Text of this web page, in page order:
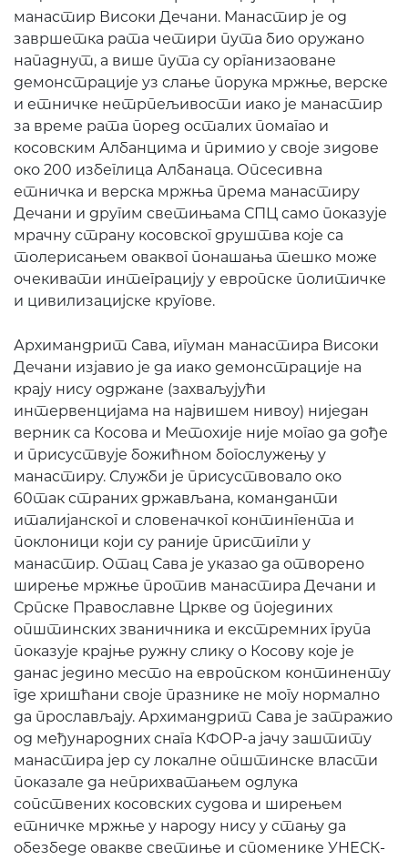
манастир Високи Дечани. Манастир је од
завршетка рата четири пута био оружано
нападнут, а више пута су организаоване
демонстрације уз слање порука мржње, верске
и етничке нетрпељивости иако је манастир
за време рата поред осталих помагао и
косовским Албанцима и примио у своје зидове
око 200 избеглица Албанаца. Опсесивна
етничка и верска мржња према манастиру
Дечани и другим светињама СПЦ само показује
мрачну страну косовског друштва које са
толерисањем оваквог понашања тешко може
очекивати интеграцију у европске политичке
и цивилизацијске кругове.
Архимандрит Сава, игуман манастира Високи
Дечани изјавио је да иако демонстрације на
крају нису одржане (захваљујући
интервенцијама на највишем нивоу) ниједан
верник са Косова и Метохије није могао да дође
и присуствује божићном богослужењу у
манастиру. Служби је присуствовало око
60так страних држављана, команданти
италијанског и словеначког контингента и
поклоници који су раније пристигли у
манастир. Отац Сава је указао да отворено
ширење мржње против манастира Дечани и
Српске Православне Цркве од појединих
општинских званичника и екстремних група
показује крајње ружну слику о Косову које је
данас једино место на европском континенту
где хришћани своје празнике не могу нормално
да прослављају. Архимандрит Сава је затражио
од међународних снага КФОР-а јачу заштиту
манастира јер су локалне општинске власти
показале да неприхватањем одлука
сопствених косовских судова и ширењем
етничке мржње у народу нису у стању да
обезбеде овакве светиње и споменике УНЕСК-